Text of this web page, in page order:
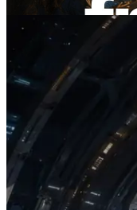
Leer este artículo
2026.07.04